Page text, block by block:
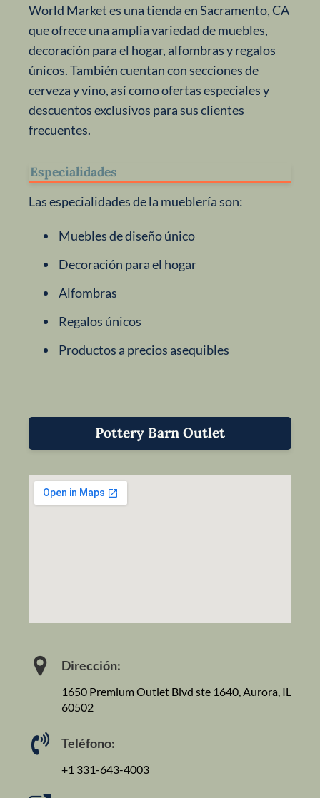
World Market es una tienda en Sacramento, CA
que ofrece una amplia variedad de muebles,
decoración para el hogar, alfombras y regalos
únicos. También cuentan con secciones de
cerveza y vino, así como ofertas especiales y
descuentos exclusivos para sus clientes
frecuentes.
Especialidades
Las especialidades de la mueblería son:
Muebles de diseño único
Decoración para el hogar
Alfombras
Regalos únicos
Productos a precios asequibles
Pottery Barn Outlet
Dirección:
1650 Premium Outlet Blvd ste 1640, Aurora, IL
60502
Teléfono:
+1 331-643-4003